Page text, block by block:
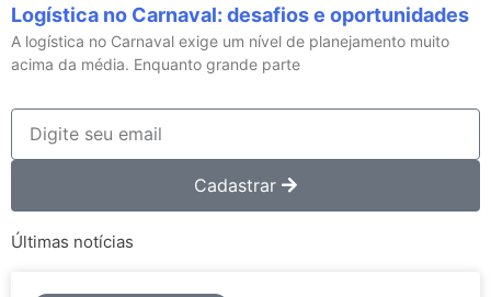
Logística no Carnaval: desafios e oportunidades
A logística no Carnaval exige um nível de planejamento muito
acima da média. Enquanto grande parte
Cadastrar
Últimas notícias